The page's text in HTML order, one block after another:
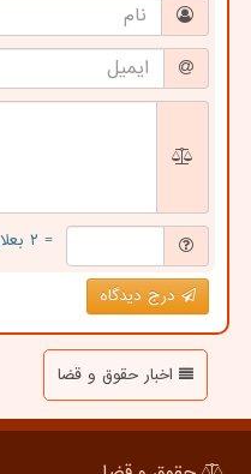
= ۲ بعلاوه ۴
درج دیدگاه
اخبار حقوق و قضا